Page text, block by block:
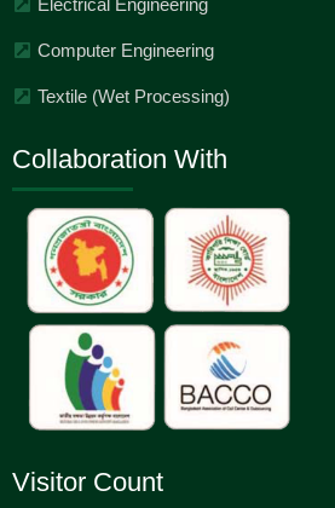
Computer Engineering
Textile (Wet Processing)
Collaboration With
Visitor Count